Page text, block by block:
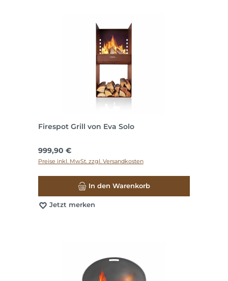
Firespot Grill von Eva Solo
Regulärer Preis:
999,90 €
Preise inkl. MwSt. zzgl. Versandkosten
In den Warenkorb
Jetzt merken